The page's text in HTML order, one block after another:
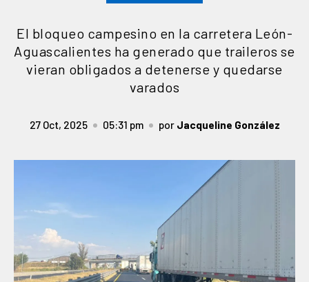
El bloqueo campesino en la carretera León-
Aguascalientes ha generado que traileros se
vieran obligados a detenerse y quedarse
varados
27 Oct, 2025 05:31 pm por Jacqueline González